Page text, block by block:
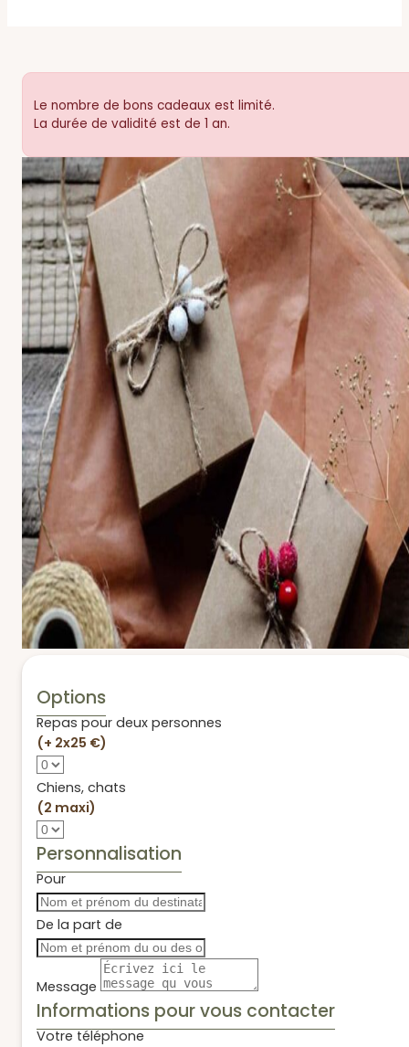
Le nombre de bons cadeaux est limité.
La durée de validité est de 1 an.
Options
Repas pour deux personnes
(+ 2x25 €)
Chiens, chats
(2 maxi)
Personnalisation
Pour
De la part de
Message
Informations pour vous contacter
Votre téléphone